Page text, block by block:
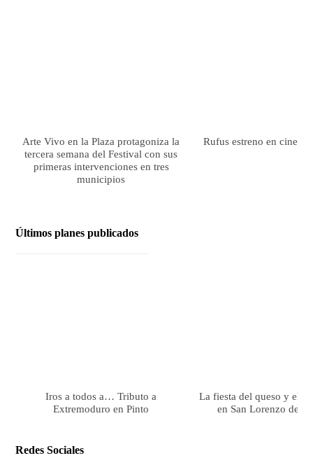
Arte Vivo en la Plaza protagoniza la
tercera semana del Festival con sus
primeras intervenciones en tres
municipios
Rufus estreno en cines
Últimos planes publicados
Iros a todos a… Tributo a
Extremoduro en Pinto
La fiesta del queso y el
en San Lorenzo de
Redes Sociales